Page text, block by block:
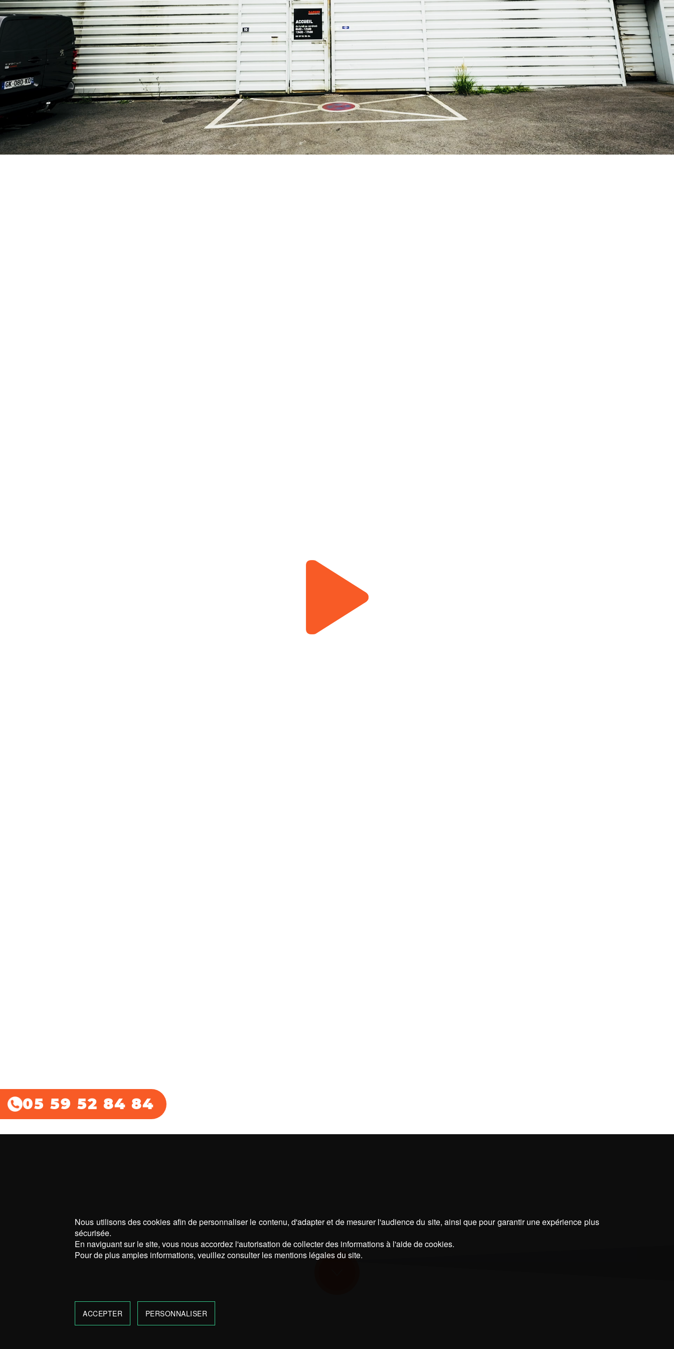
05 59 52 84 84
Nous utilisons des cookies afin de personnaliser le contenu, d'adapter et de mesurer l'audience du site, ainsi que pour garantir une expérience plus
sécurisée.
En naviguant sur le site, vous nous accordez l'autorisation de collecter des informations à l'aide de cookies.
Pour de plus amples informations, veuillez consulter les mentions légales du site.
ACCEPTER PERSONNALISER